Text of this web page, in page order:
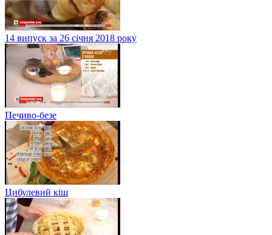
14 випуск за 26 січня 2018 року
Печиво-безе
Цибулевий кіш